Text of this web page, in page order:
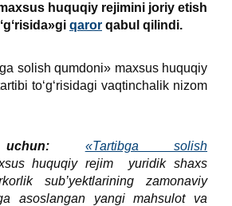
huquqiy rejimini joriy etish
qaror qabul qilindi.
solish qumdoni» maхsus huquqiy
toʻgʻrisidagi vaqtinchalik nizom
: «Tartibga solish
huquqiy rejim
yuridik shaхs
sub’yektlarining zamonaviy
asoslangan yangi mahsulot va